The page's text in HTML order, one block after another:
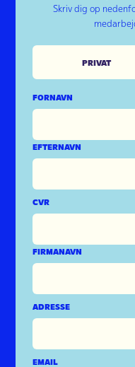
Skriv dig op
PRIVAT
FORNAVN
EFTERNAVN
CVR
FIRMANAVN
ADRESSE
EMAIL